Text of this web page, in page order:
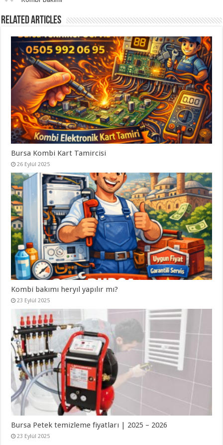
Related Articles
Bursa Kombi Kart Tamircisi
26 Eylül 2025
Kombi bakımı heryıl yapılır mı?
23 Eylül 2025
Bursa Petek temizleme fiyatları | 2025 – 2026
23 Eylül 2025